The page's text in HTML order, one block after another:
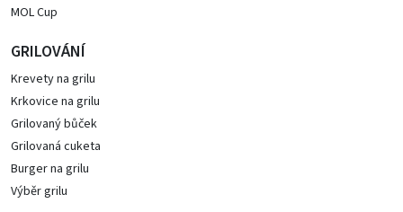
MOL Cup
GRILOVÁNÍ
Krevety na grilu
Krkovice na grilu
Grilovaný bůček
Grilovaná cuketa
Burger na grilu
Výběr grilu